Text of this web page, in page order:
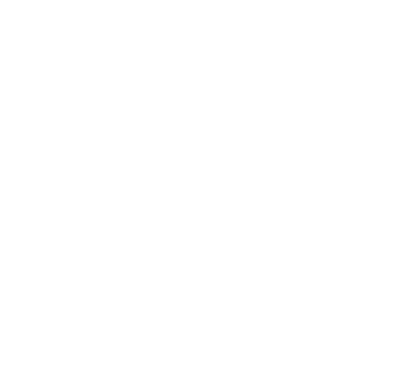
已標示「10000mAh」，卻仍被要求當場
好多鮮為人知嘅好處：減肥、消水腫、降血
電腦､剪片寫稿,成日覺得眼睛乾澀､腦袋好似｢斷